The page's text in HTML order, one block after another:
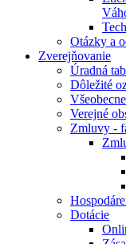
Otázky a
Zverejňovanie
Úradná
Dôležité
Verejné
Zmluvy -
Dotácie